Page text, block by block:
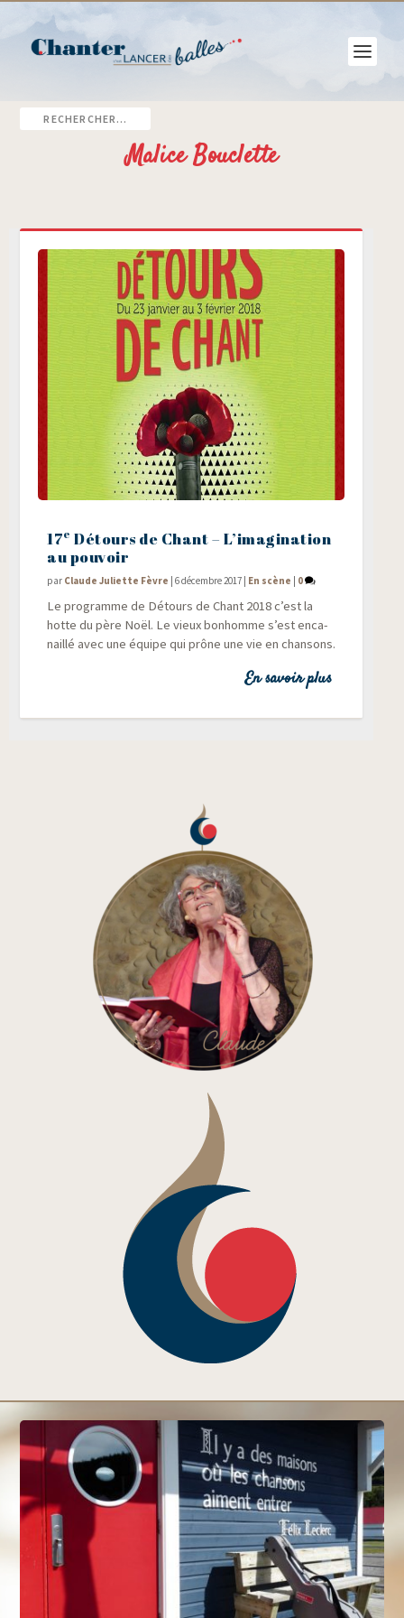
Malice Bouclette
17e Détours de Chant – L’imagination
au pouvoir
par Claude Juliette Fèvre |6 décembre 2017 | En scène | 0
Le pro­gramme de Détours de Chant 2018 c’est la
hotte du père Noël. Le vieux bon­homme s’est enca­
naillé avec une équipe qui prône une vie en chansons.
En savoir plus